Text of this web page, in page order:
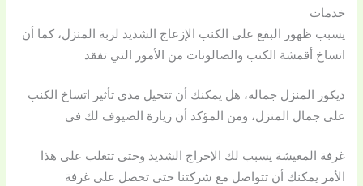
خدمات
يسبب ظهور البقع على الكنب الإزعاج الشديد لربة المنزل، كما أن
اتساخ أقمشة الكنب والصالونات من الأمور التي تفقد
ديكور المنزل جماله، هل يمكنك أن تتخيل مدى تأثير اتساخ الكنب
على جمال المنزل، ومن المؤكد أن زيارة الضيوف لك في
غرفة المعيشة يسبب لك الإحراج الشديد وحتى تتغلب على هذا
الأمر يمكنك أن تتواصل مع شركتنا حتى تحصل على غرفة